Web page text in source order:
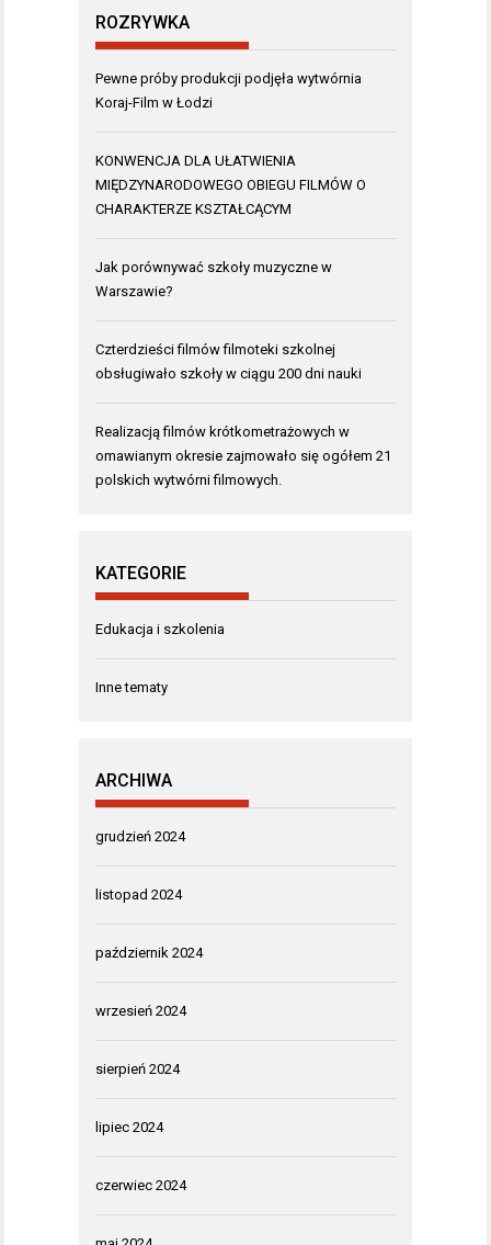
ROZRYWKA
Pewne próby produkcji podjęła wytwórnia
Koraj-Film w Łodzi
KONWENCJA DLA UŁATWIENIA
MIĘDZYNARODOWEGO OBIEGU FILMÓW O
CHARAKTERZE KSZTAŁCĄCYM
Jak porównywać szkoły muzyczne w
Warszawie?
Czterdzieści filmów filmoteki szkolnej
obsługiwało szkoły w ciągu 200 dni nauki
Realizacją filmów krótkometrażowych w
omawianym okresie zajmowało się ogółem 21
polskich wytwórni filmowych.
KATEGORIE
Edukacja i szkolenia
Inne tematy
ARCHIWA
grudzień 2024
listopad 2024
październik 2024
wrzesień 2024
sierpień 2024
lipiec 2024
czerwiec 2024